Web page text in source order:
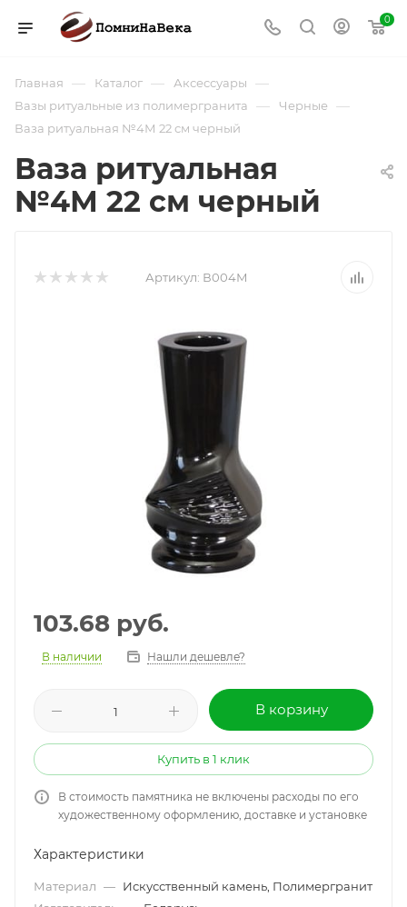
0
Главная — Каталог — Аксессуары —
Вазы ритуальные из полимергранита — Черные —
Ваза ритуальная №4М 22 см черный
Ваза ритуальная
№4М 22 см черный
Артикул: В004М
103.68 руб.
В наличии Нашли дешевле?
В корзину
Купить в 1 клик
В стоимость памятника не включены расходы по его
художественному оформлению, доставке и установке
Характеристики
Материал — Искусственный камень, Полимергранит